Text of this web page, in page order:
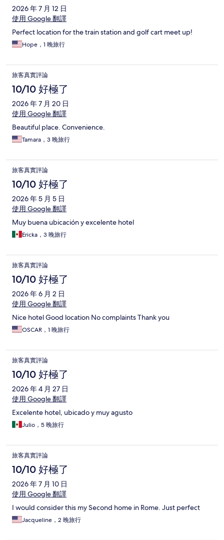
2026 年 7 月 12 日
使用 Google 翻譯
Perfect location for the train station and golf cart meet up!
Hope，1 晚旅行
旅客真實評論
10/10 好極了
2026 年 7 月 20 日
使用 Google 翻譯
Beautiful place. Convenience.
Tamara，3 晚旅行
旅客真實評論
10/10 好極了
2026 年 5 月 5 日
使用 Google 翻譯
Muy buena ubicación y excelente hotel
Ericka，3 晚旅行
旅客真實評論
10/10 好極了
2026 年 6 月 2 日
使用 Google 翻譯
Nice hotel Good location No complaints Thank you
OSCAR，1 晚旅行
旅客真實評論
10/10 好極了
2026 年 4 月 27 日
使用 Google 翻譯
Excelente hotel, ubicado y muy agusto
Julio，5 晚旅行
旅客真實評論
10/10 好極了
2026 年 7 月 10 日
使用 Google 翻譯
I would consider this my Second home in Rome. Just perfect
Jacqueline，2 晚旅行